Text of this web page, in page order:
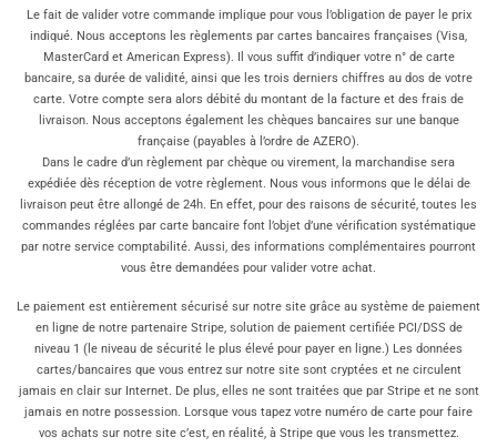
Le fait de valider votre commande implique pour vous l’obligation de payer le prix
indiqué. Nous acceptons les règlements par cartes bancaires françaises (Visa,
MasterCard et American Express). Il vous suffit d’indiquer votre n° de carte
bancaire, sa durée de validité, ainsi que les trois derniers chiffres au dos de votre
carte. Votre compte sera alors débité du montant de la facture et des frais de
livraison. Nous acceptons également les chèques bancaires sur une banque
française (payables à l’ordre de AZERO).
Dans le cadre d’un règlement par chèque ou virement, la marchandise sera
expédiée dès réception de votre règlement. Nous vous informons que le délai de
livraison peut être allongé de 24h. En effet, pour des raisons de sécurité, toutes les
commandes réglées par carte bancaire font l’objet d’une vérification systématique
par notre service comptabilité. Aussi, des informations complémentaires pourront
vous être demandées pour valider votre achat.
Le paiement est entièrement sécurisé sur notre site grâce au système de paiement
en ligne de notre partenaire Stripe, solution de paiement certifiée PCI/DSS de
niveau 1 (le niveau de sécurité le plus élevé pour payer en ligne.) Les données
cartes/bancaires que vous entrez sur notre site sont cryptées et ne circulent
jamais en clair sur Internet. De plus, elles ne sont traitées que par Stripe et ne sont
jamais en notre possession. Lorsque vous tapez votre numéro de carte pour faire
vos achats sur notre site c’est, en réalité, à Stripe que vous les transmettez.